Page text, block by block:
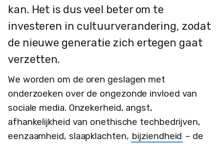
kan. Het is dus veel beter om te
investeren in cultuurverandering, zodat
de nieuwe generatie zich ertegen gaat
verzetten.
We worden om de oren geslagen met
onderzoeken over de ongezonde invloed van
sociale media. Onzekerheid, angst,
afhankelijkheid van onethische techbedrijven,
eenzaamheid, slaapklachten, bijziendheid – de